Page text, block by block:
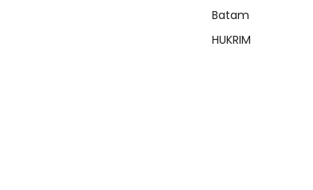
Batam
HUKRIM